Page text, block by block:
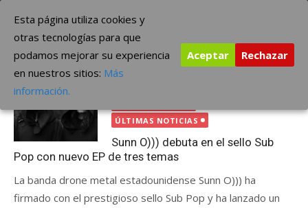
contenido
The Borderline Music
Etiqueta:sub pop
ÚLTIMAS NOTICIAS
Sunn O))) debuta en el sello Sub
Pop con nuevo EP de tres temas
La banda drone metal estadounidense Sunn O))) ha
firmado con el prestigioso sello Sub Pop y ha lanzado un
Esta página utiliza cookies y
otras tecnologías para que
podamos mejorar su experiencia
en nuestros sitios: Más
información.
Aceptar Rechazar